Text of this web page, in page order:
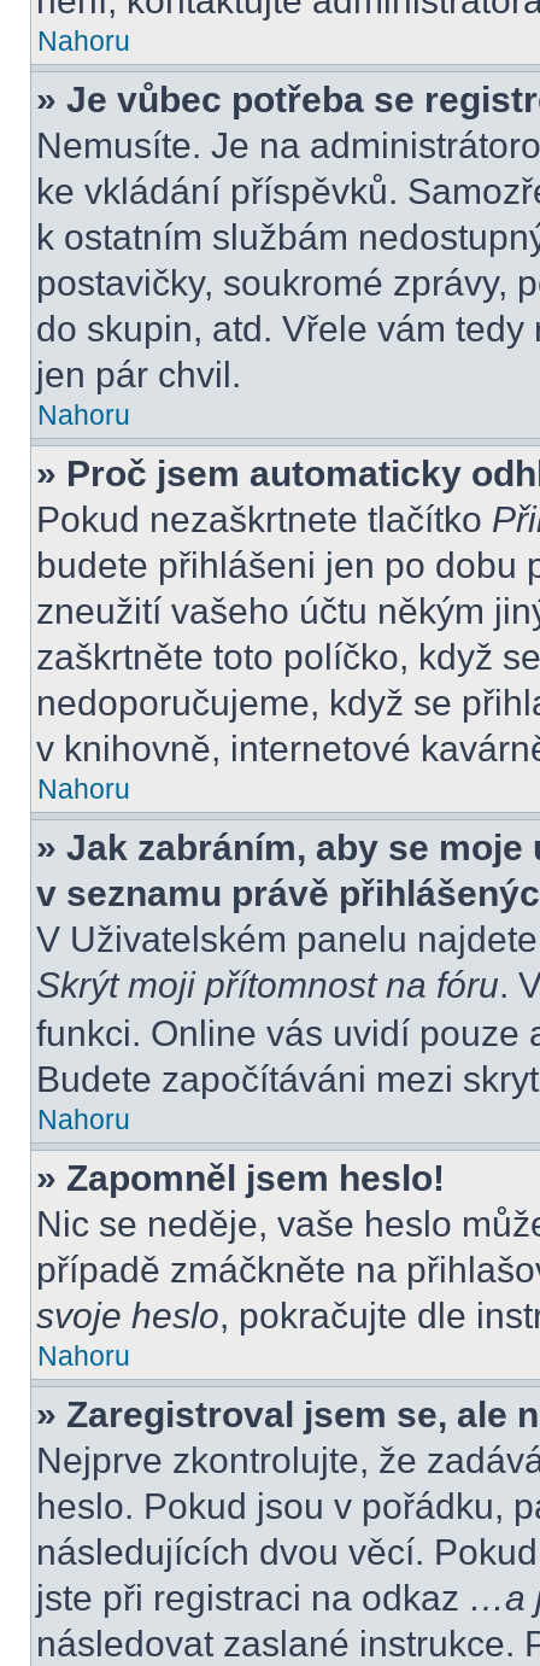
Nahoru
» Je vůbec potřeba se
Nemusíte. Je na
ke vkládání příspěvků.
k ostatním službám
postavičky, soukromé zprávy,
do skupin, atd. Vřele vám
jen pár chvil.
Nahoru
» Proč jsem automaticky
Pokud nezaškrtnete tlačítko
budete přihlášeni jen po dobu
zneužití vašeho účtu někým
zaškrtněte toto políčko, když
nedoporučujeme, když se
v knihovně, internetové
Nahoru
» Jak zabráním, aby se
v seznamu právě
V Uživatelském panelu
Skrýt moji přítomnost na fóru.
funkci. Online vás uvidí pouze
Budete započítáváni mezi
Nahoru
» Zapomněl jsem heslo!
Nic se neděje, vaše heslo
případě zmáčkněte na
svoje heslo, pokračujte dle
Nahoru
» Zaregistroval jsem se, ale
Nejprve zkontrolujte, že
heslo. Pokud jsou v pořádku,
následujících dvou věcí.
jste při registraci na odkaz …a
následovat zaslané instrukce.